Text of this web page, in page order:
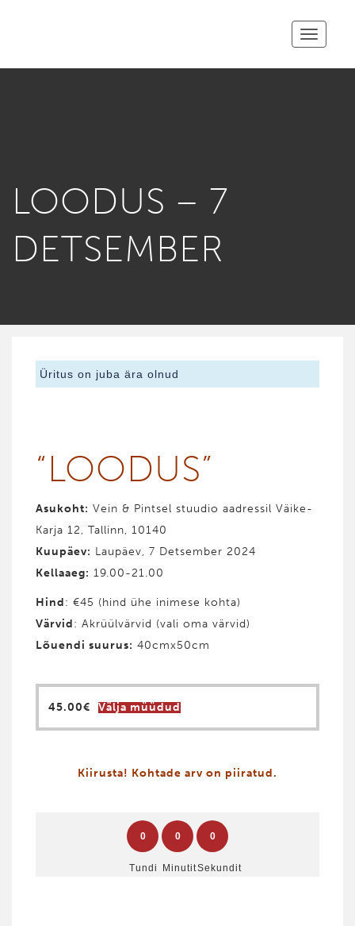
Toggle
LOODUS – 7
DETSEMBER
Üritus on juba ära olnud
“LOODUS”
Asukoht: Vein & Pintsel stuudio aadressil Väike-
Karja 12, Tallinn, 10140
Kuupäev: Laupäev, 7 Detsember 2024
Kellaaeg: 19.00-21.00
Hind: €45 (hind ühe inimese kohta)
Värvid: Akrüülvärvid (vali oma värvid)
Lõuendi suurus: 40cmx50cm
45.00€ Välja müüdud
Kiirusta! Kohtade arv on piiratud.
0
Tundi
0
Minutit
0
Sekundit